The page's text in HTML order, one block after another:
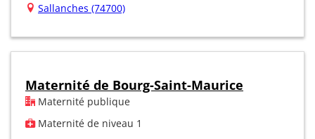
Sallanches (74700)
Maternité de Bourg-Saint-Maurice
Maternité publique
Maternité de niveau 1